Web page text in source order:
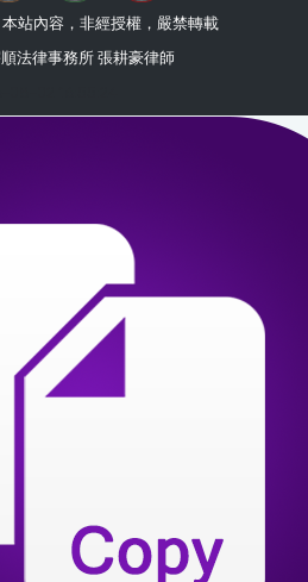
站內容，非經授權，嚴禁轉載
法律事務所 張耕豪律師